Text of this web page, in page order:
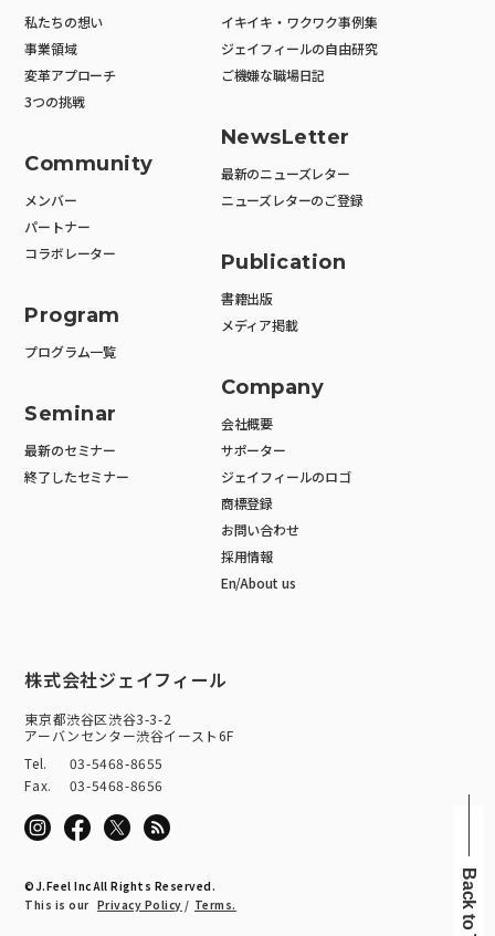
私たちの想い
事業領域
変革アプローチ
3つの挑戦
Community
メンバー
パートナー
コラボレーター
Program
プログラム一覧
Seminar
最新のセミナー
終了したセミナー
イキイキ・ワクワク事例集
ジェイフィールの自由研究
ご機嫌な職場日記
NewsLetter
最新のニューズレター
ニューズレターのご登録
Publication
書籍出版
メディア掲載
Company
会社概要
サポーター
ジェイフィールのロゴ
商標登録
お問い合わせ
採用情報
En/About us
株式会社ジェイフィール
東京都渋谷区渋谷3-3-2
アーバンセンター渋谷イースト6F
Tel.
03-5468-8655
Fax.
03-5468-8656
©J.Feel Inc All Rights Reserved.
This is our Privacy Policy / Terms.